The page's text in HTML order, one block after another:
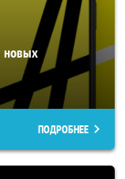
новых
ПОДРОБНЕЕ